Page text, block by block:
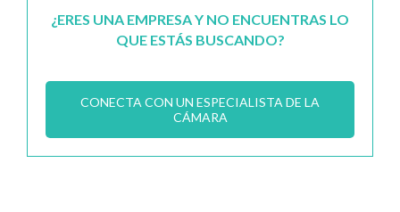
¿ERES UNA EMPRESA Y NO ENCUENTRAS LO
QUE ESTÁS BUSCANDO?
CONECTA CON UN ESPECIALISTA DE LA
CÁMARA